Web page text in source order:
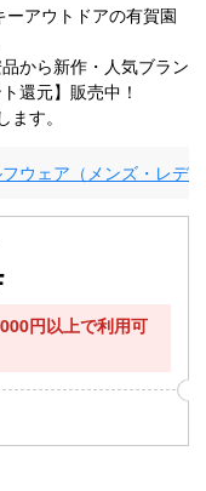
アウトドアの有賀園
から新作・人気ブラン
還元】販売中！
す。
ウェア（メンズ・レデ
円以上で利用可